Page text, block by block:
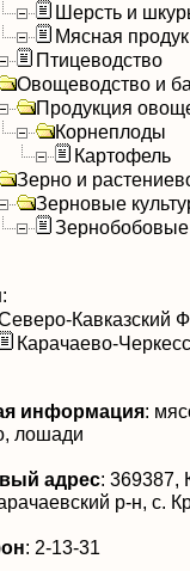
Шерсть и
Мясная
Птицеводство
Овощеводство и
Продукция
Корнеплоды
Картофель
Зерно и
Зерновые
Зернобобовые
Кавказский
Карачаево-
информация:
лошади
адрес: 369387,
р-н, с.
: 2-13-31